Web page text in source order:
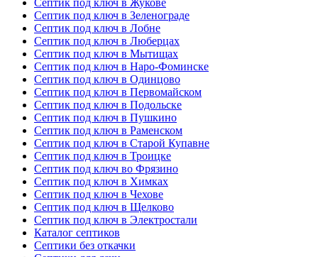
Септик под ключ в Жукове
Септик под ключ в Зеленограде
Септик под ключ в Лобне
Септик под ключ в Люберцах
Септик под ключ в Мытищах
Септик под ключ в Наро-Фоминске
Септик под ключ в Одинцово
Септик под ключ в Первомайском
Септик под ключ в Подольске
Септик под ключ в Пушкино
Септик под ключ в Раменском
Септик под ключ в Старой Купавне
Септик под ключ в Троицке
Септик под ключ во Фрязино
Септик под ключ в Химках
Септик под ключ в Чехове
Септик под ключ в Щелково
Септик под ключ в Электростали
Каталог септиков
Септики без откачки